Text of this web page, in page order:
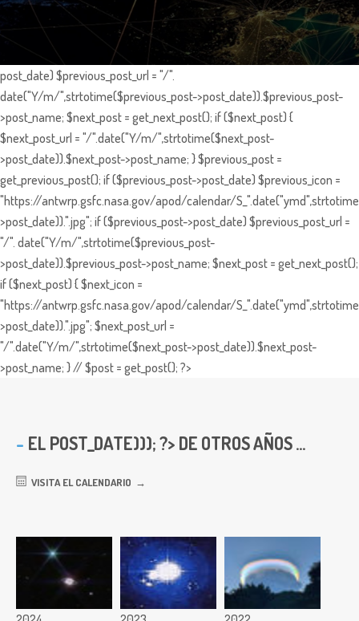
post_date) $previous_post_url = "/".
date("Y/m/",strtotime($previous_post->post_date)).$previous_post-
>post_name; $next_post = get_next_post(); if ($next_post) {
$next_post_url = "/".date("Y/m/",strtotime($next_post-
>post_date)).$next_post->post_name; } $previous_post =
get_previous_post(); if ($previous_post->post_date) $previous_icon =
"https://antwrp.gsfc.nasa.gov/apod/calendar/
>post_date)).".jpg"; if ($previous_post->post_date) $previous_post_url =
"/". date("Y/m/",strtotime($previous_post-
>post_date)).$previous_post->post_name; $next_post = get_next_post();
if ($next_post) { $next_icon =
"https://antwrp.gsfc.nasa.gov/apod/calendar/
>post_date)).".jpg"; $next_post_url =
"/".date("Y/m/",strtotime($next_post->post_date)).$next_post-
>post_name; } // $post = get_post(); ?>
EL POST_DATE))); ?> DE OTROS AÑOS ...
VISITA EL CALENDARIO